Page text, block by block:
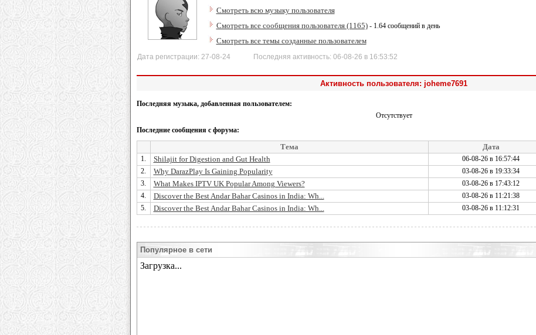
Смотреть всю музыку пользователя
Смотреть все сообщения пользователя (1165)- 1.64 сообщений в день
Смотреть все темы созданные пользователем
Дата регистрации: 27-08-24 Последняя активность: 06-08-26 в 16:53:52
Активность пользователя: joheme7691
Последняя музыка, добавленная пользователем:
Отсутствует
Последние сообщения с форума:
Тема
Дата
1. Shilajit for Digestion and Gut Health 06-08-26 в 16:57:44
2. Why DarazPlay Is Gaining Popularity 03-08-26 в 19:33:34
3. What Makes IPTV UK Popular Among Viewers? 03-08-26 в 17:43:12
4. Discover the Best Andar Bahar Casinos in India: Wh... 03-08-26 в 11:21:38
5. Discover the Best Andar Bahar Casinos in India: Wh... 03-08-26 в 11:12:31
Популярное в сети